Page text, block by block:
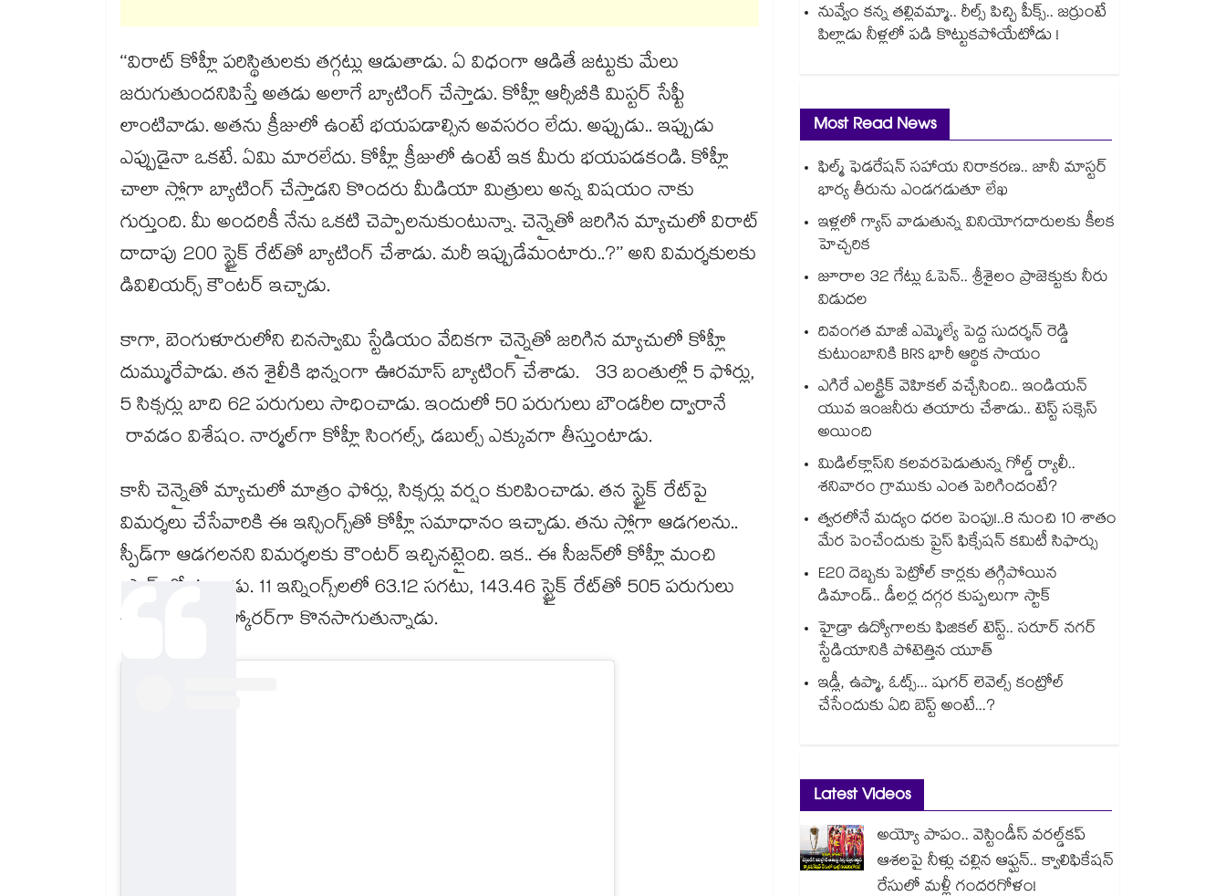
‘‘విరాట్ కోహ్లీ పరిస్థితులకు తగ్గట్లు ఆడుతాడు. ఏ విధంగా ఆడితే జట్టుకు మేలు
జరుగుతుందనిపిస్తే అతడు అలాగే బ్యాటింగ్ చేస్తాడు. కోహ్లీ ఆర్సీబీకి మిస్టర్ సేఫ్టీ
లాంటివాడు. అతను క్రీజులో ఉంటే భయపడాల్సిన అవసరం లేదు. అప్పుడు.. ఇప్పుడు
ఎప్పుడైనా ఒకటే. ఏమి మారలేదు. కోహ్లీ క్రీజులో ఉంటే ఇక మీరు భయపడకండి. కోహ్లీ
చాలా స్లోగా బ్యాటింగ్ చేస్తాడని కొందరు మీడియా మిత్రులు అన్న విషయం నాకు
గుర్తుంది. మీ అందరికీ నేను ఒకటి చెప్పాలనుకుంటున్నా. చెన్నైతో జరిగిన మ్యాచులో విరాట్
దాదాపు 200 స్ట్రైక్ రేట్‌తో బ్యాటింగ్ చేశాడు. మరీ ఇప్పుడేమంటారు..?’’ అని విమర్శకులకు
డివిలియర్స్ కౌంటర్ ఇచ్చాడు.
కాగా, బెంగుళూరులోని చినస్వామి స్టేడియం వేదికగా చెన్నైతో జరిగిన మ్యాచులో కోహ్లీ
దుమ్మురేపాడు. తన శైలీకి భిన్నంగా ఊరమాస్ బ్యాటింగ్ చేశాడు. 33 బంతుల్లో 5 ఫోర్లు,
5 సిక్సర్లు బాది 62 పరుగులు సాధించాడు. ఇందులో 50 పరుగులు బౌండరీల ద్వారానే
రావడం విశేషం. నార్మల్‎గా కోహ్లీ సింగల్స్, డబుల్స్ ఎక్కువగా తీస్తుంటాడు.
కానీ చెన్నైతో మ్యాచులో మాత్రం ఫోర్లు, సిక్సర్లు వర్షం కురిపించాడు. తన స్ట్రైక్ రేట్‎పై
విమర్శలు చేసేవారికి ఈ ఇన్సింగ్స్‎తో కోహ్లీ సమాధానం ఇచ్చాడు. తను స్లోగా ఆడగలను..
స్పీడ్‎గా ఆడగలనని విమర్శలకు కౌంటర్ ఇచ్చినట్లైంది. ఇక.. ఈ సీజన్‎లో కోహ్లీ మంచి
ఫామ్‎లో ఉన్నాడు. 11 ఇన్నింగ్స్‌లలో 63.12 సగటు, 143.46 స్ట్రైక్ రేట్‌తో 505 పరుగులు
చేసి లీగ్ టాప్ స్కోరర్‎గా కొనసాగుతున్నాడు.
నువ్వేం కన్న తల్లివమ్మా.. రీల్స్ పిచ్చి పీక్స్.. జర్రుంటే
పిల్లాడు నీళ్లలో పడి కొట్టుకపోయేటోడు !
Most Read News
ఫిల్మ్ ఫెడరేషన్ సహాయ నిరాకరణ.. జానీ మాస్టర్
భార్య తీరును ఎండగడుతూ లేఖ
ఇళ్లలో గ్యాస్ వాడుతున్న వినియోగదారులకు కీలక
హెచ్చరిక
జూరాల 32 గేట్లు ఓపెన్.. శ్రీశైలం ప్రాజెక్టుకు నీరు
విడుదల
దివంగత మాజీ ఎమ్మెల్యే పెద్ద సుదర్శన్ రెడ్డి
కుటుంబానికి BRS భారీ ఆర్థిక సాయం
ఎగిరే ఎలక్ట్రిక్ వెహికల్ వచ్చేసింది.. ఇండియన్
యువ ఇంజనీరు తయారు చేశాడు.. టెస్ట్ సక్సెస్
అయింది
మిడిల్‌క్లాస్‌ని కలవరపెడుతున్న గోల్డ్ ర్యాలీ..
శనివారం గ్రాముకు ఎంత పెరిగిందంటే?
త్వరలోనే మద్యం ధ‌‌ర‌‌ల పెంపు!..8 నుంచి 10 శాతం
మేర పెంచేందుకు ప్రైస్ ఫిక్సేష‌‌న్ క‌‌మిటీ సిఫార్సు
E20 దెబ్బకు పెట్రోల్ కార్లకు తగ్గిపోయిన
డిమాండ్.. డీలర్ల దగ్గర కుప్పలుగా స్టాక్
హైడ్రా ఉద్యోగాలకు ఫిజికల్ టెస్ట్.. సరూర్ నగర్
స్టేడియానికి పోటెత్తిన యూత్
ఇడ్లీ, ఉప్మా, ఓట్స్... షుగర్ లెవెల్స్ కంట్రోల్
చేసేందుకు ఏది బెస్ట్ అంటే...?
Latest Videos
అయ్యో పాపం.. వెస్టిండీస్ వరల్డ్‌కప్
ఆశలపై నీళ్లు చల్లిన ఆఫ్ఘన్.. క్వాలిఫికేషన్
రేసులో మళ్లీ గందరగోళం!